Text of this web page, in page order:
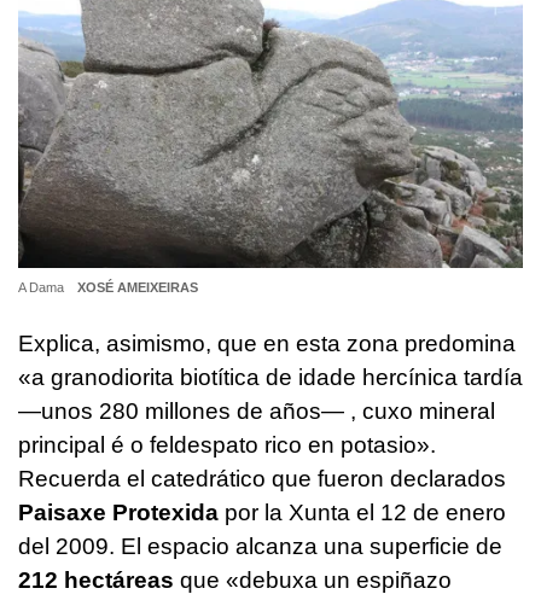
A Dama XOSÉ AMEIXEIRAS
Explica, asimismo, que en esta zona predomina
«a granodiorita biotítica de idade hercínica tardía
—unos 280 millones de años— , cuxo mineral
principal é o feldespato rico en potasio».
Recuerda el catedrático que fueron declarados
Paisaxe Protexida por la Xunta el 12 de enero
del 2009. El espacio alcanza una superficie de
212 hectáreas que «debuxa un espiñazo